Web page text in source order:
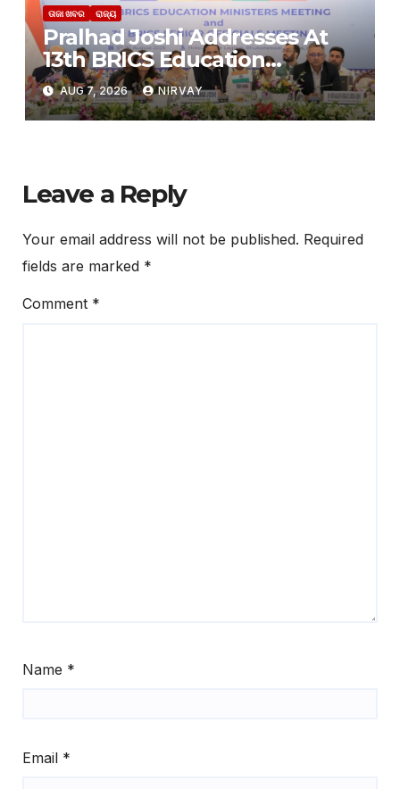
ତାଜା ଖବର ରାଜ୍ୟ
Pralhad Joshi Addresses At
13th BRICS Education
Ministers’ Meeting in
Bhubaneswar
AUG 7, 2026 NIRVAY
Leave a Reply
Your email address will not be published. Required
fields are marked *
Comment *
Name *
Email *